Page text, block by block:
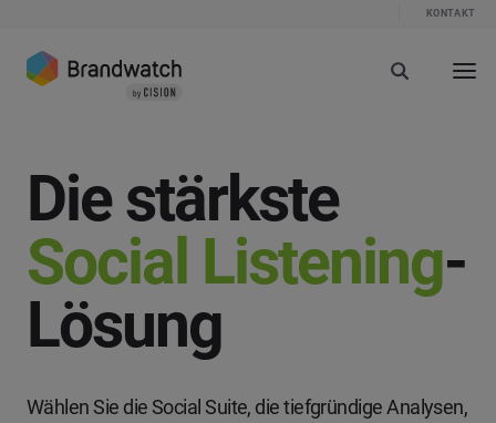
KONTAKT
Die stärkste
Social Listening-
Lösung
Wählen Sie die Social Suite, die tiefgründige Analysen,